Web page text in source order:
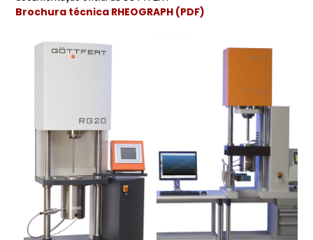
Brochura técnica RHEOGRAPH (PDF)